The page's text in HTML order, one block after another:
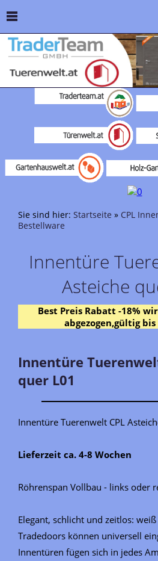
Sie sind hier: Startseite » CPL
Bestellware
Innentüre
Asteiche
Best Preis Rabatt -18%
abgezogen,gültig bis
Innentüre
quer L01
Innentüre Tuerenwelt CPL
Lieferzeit ca. 4-8 Wochen
Röhrenspan Vollbau - links oder
Elegant, schlicht und zeitlos:
Tradedoors können universell
Innentüren fügen sich in jedes